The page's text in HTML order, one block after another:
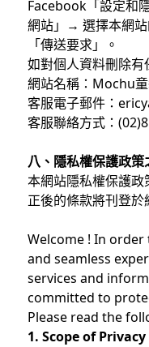
Facebook「設定和
網站」→ 選擇本網
「傳送要求」。
如對個人資料刪除有
網站名稱：Mochu
客服電子郵件：
客服聯絡方式：
八、隱私權保護政策
本網站隱私權保護
正後的條款將刊登於
Welcome ! In
and seamless
services and
committed to
Please read the
1. Scope of